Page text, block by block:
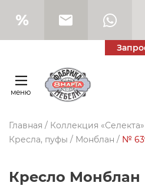
меню
Главная / Коллекция «Селекта»
Кресла, пуфы / Монблан / №
Кресло Монблан